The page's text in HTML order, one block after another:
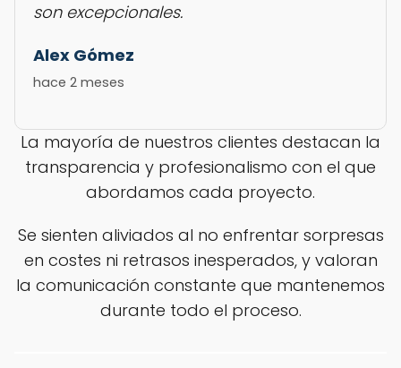
son excepcionales.
Alex Gómez
hace 2 meses
La mayoría de nuestros clientes destacan la
transparencia y profesionalismo con el que
abordamos cada proyecto.
Se sienten aliviados al no enfrentar sorpresas
en costes ni retrasos inesperados, y valoran
la comunicación constante que mantenemos
durante todo el proceso.